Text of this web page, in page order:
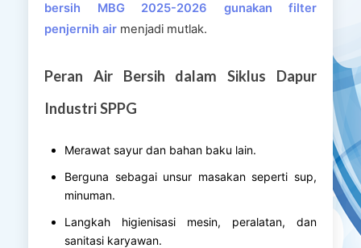
bersih MBG 2025-2026 gunakan filter
penjernih air menjadi mutlak.
Peran Air Bersih dalam Siklus Dapur
Industri SPPG
Merawat sayur dan bahan baku lain.
Berguna sebagai unsur masakan seperti sup,
minuman.
Langkah higienisasi mesin, peralatan, dan
sanitasi karyawan.